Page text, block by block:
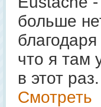
больше
благодаря
что я там
в этот раз.
Смотреть